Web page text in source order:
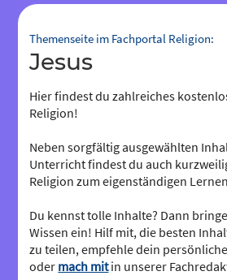
Themenseite im Fachportal Religion:
Jesus
Hier findest du zahlreiches
Religion!
Neben sorgfältig ausgewählten
Unterricht findest du auch
Religion zum eigenständigen
Du kennst tolle Inhalte? Dann
Wissen ein! Hilf mit, die besten
zu teilen, empfehle dein
oder mach mitin unserer